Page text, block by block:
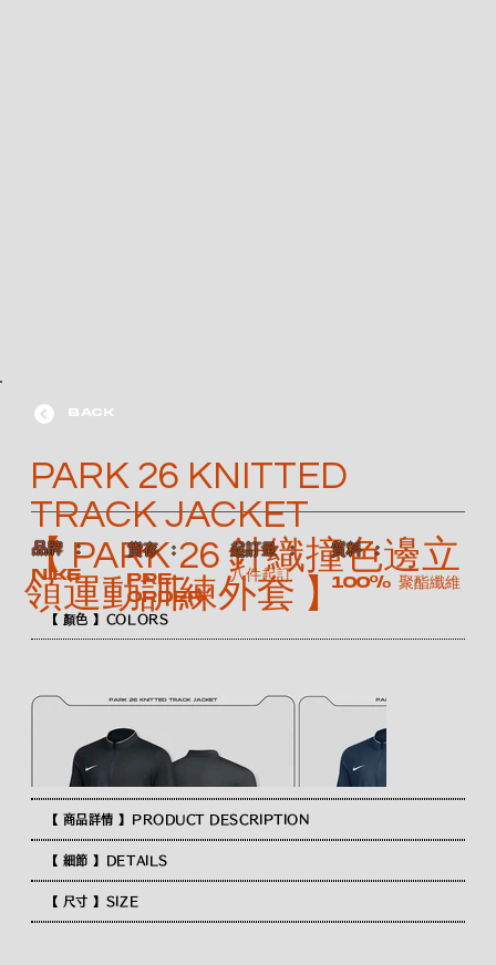
【 顏色 】COLORS
【 商品詳情 】PRODUCT DESCRIPTION
【 細節 】DETAILS
【 尺寸 】SIZE
BACK
PARK 26 KNITTED
TRACK JACKET
【 PARK 26 針織撞色邊立
領運動訓練外套 】
​品牌 ：
NIKE
​貨存 ：
Pre-
order
​起訂量 ：
八件起訂
​質料 ：
100% 聚酯纖維